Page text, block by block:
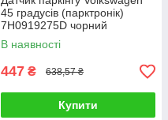
45 градусів (парктронік)
7H0919275D чорний
В наявності
447 ₴ 638,57 ₴
Купити